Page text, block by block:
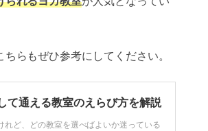
らもぜひ参考にしてください。
て通える教室のえらび方を解説
ど、どの教室を選べばよいか迷っている